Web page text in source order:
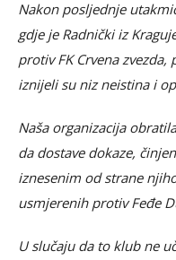
Nakon posljednje
gdje je Radnički iz
protiv FK Crvena
iznijeli su niz neistina i
Naša organizacija
da dostave dokaze,
iznesenim od strane
usmjerenih protiv Feđe
U slučaju da to klub ne